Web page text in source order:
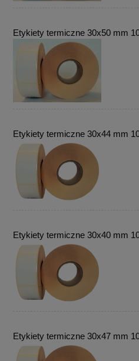
Etykiety termiczne 30x50 mm
Etykiety termiczne 30x44 mm
Etykiety termiczne 30x40 mm
Etykiety termiczne 30x47 mm